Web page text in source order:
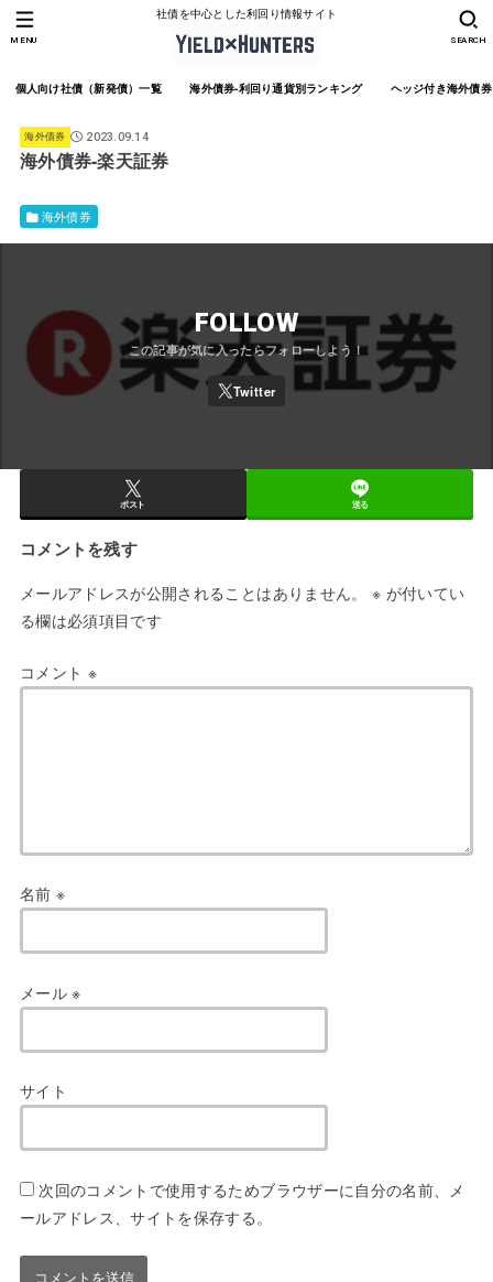
社債を中心とした利回り情報サイト
個人向け社債（新発債）一覧 海外債券-利回り通貨別ランキング ヘッジ付き海外債
SEARCH
MENU
海外債券 2023.09.14
海外債券-楽天証券
海外債券
FOLLOW
ポスト 送る
コメントを残す
メールアドレスが公開されることはありません。 ※ が付いてい
る欄は必須項目です
コメント ※
名前 ※
メール※
サイト
次回のコメントで使用するためブラウザーに自分の名前、メ
ールアドレス、サイトを保存する。